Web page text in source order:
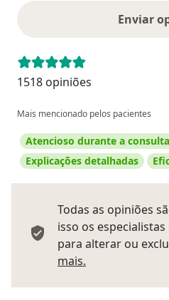
Enviar
1518 opiniões
Mais mencionado pelos pacientes
Atencioso durante a consulta
Explicações detalhadas
Todas as opiniões
isso os
para alterar ou
mais.